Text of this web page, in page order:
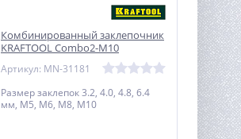
Комбинированный заклепочник
KRAFTOOL Combo2-M10
Артикул: MN-31181
Размер заклепок 3.2, 4.0, 4.8, 6.4
мм, М5, М6, М8, М10